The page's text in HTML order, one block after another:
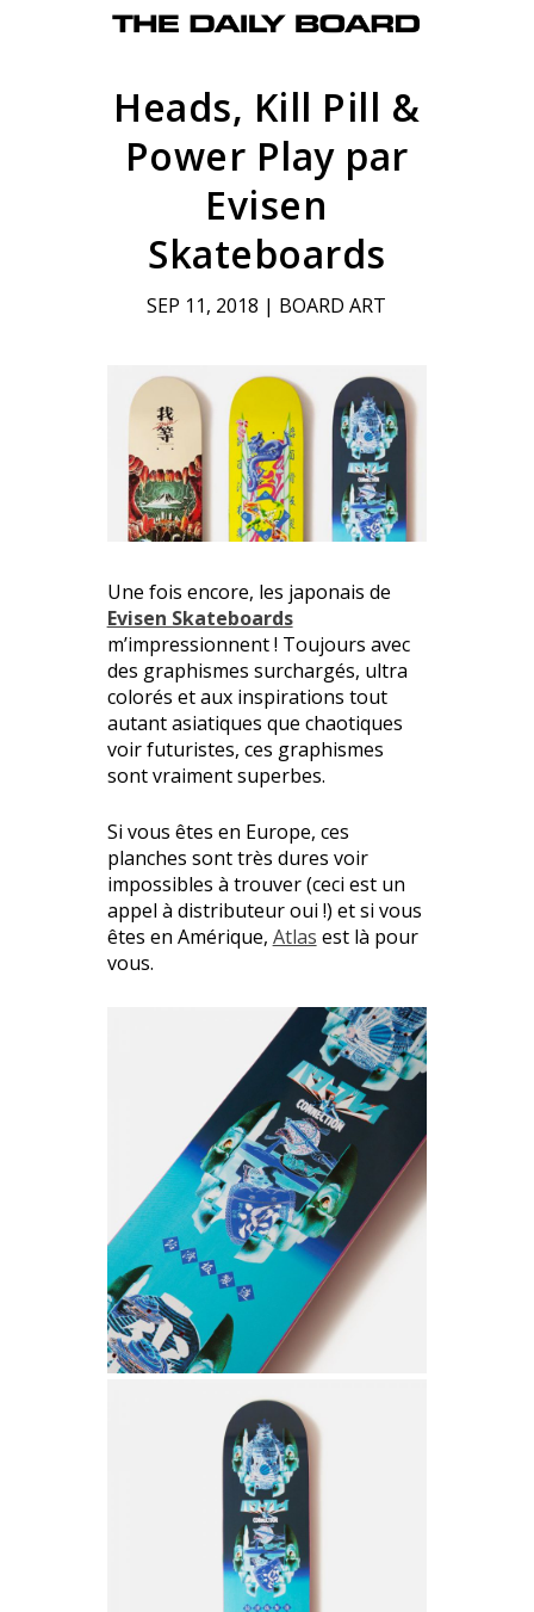
Heads, Kill Pill &
Power Play par
Evisen
Skateboards
SEP 11, 2018 | BOARD ART
Une fois encore, les japonais de
Evisen Skateboards
m’impressionnent ! Toujours avec
des graphismes surchargés, ultra
colorés et aux inspirations tout
autant asiatiques que chaotiques
voir futuristes, ces graphismes
sont vraiment superbes.
Si vous êtes en Europe, ces
planches sont très dures voir
impossibles à trouver (ceci est un
appel à distributeur oui !) et si vous
êtes en Amérique, Atlas est là pour
vous.